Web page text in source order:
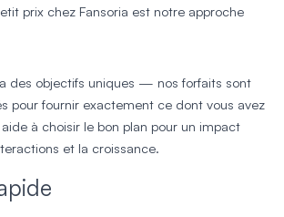
prix chez Fansoria est notre approche
des objectifs uniques — nos forfaits sont
pour fournir exactement ce dont vous avez
à choisir le bon plan pour un impact
et la croissance.